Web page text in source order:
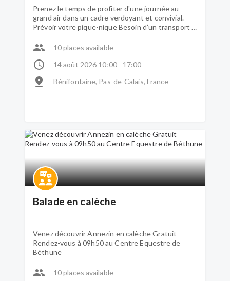
Prenez le temps de profiter d'une journée au
grand air dans un cadre verdoyant et convivial.
Prévoir votre pique-nique Besoin d’un transport :
Cytises (BENIFONTAINE)
10 places available
14 août 2026 10:00 - 17:00
Bénifontaine, Pas-de-Calais, France
Balade en calèche
Venez découvrir Annezin en calèche Gratuit
Rendez-vous à 09h50 au Centre Equestre de
Béthune
10 places available